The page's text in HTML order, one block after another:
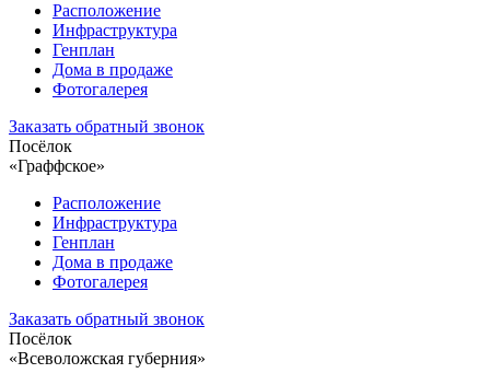
Расположение
Инфраструктура
Генплан
Дома в продаже
Фотогалерея
Заказать обратный звонок
Посёлок
«Граффское»
Расположение
Инфраструктура
Генплан
Дома в продаже
Фотогалерея
Заказать обратный звонок
Посёлок
«Всеволожская губерния»